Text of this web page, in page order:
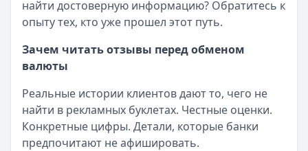
найти достоверную информацию? Обратитесь к
опыту тех, кто уже прошел этот путь.
Зачем читать отзывы перед обменом
валюты
Реальные истории клиентов дают то, чего не
найти в рекламных буклетах. Честные оценки.
Конкретные цифры. Детали, которые банки
предпочитают не афишировать.